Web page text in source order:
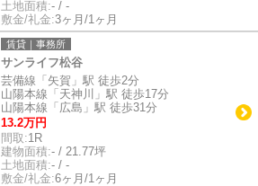
土地面積:- / -
敷金/礼金:3ヶ月/1ヶ月
賃貸｜事務所
サンライフ松谷
芸備線「矢賀」駅 徒歩2分
山陽本線「天神川」駅 徒歩17分
山陽本線「広島」駅 徒歩31分
13.2万円
間取:1R
建物面積:- / 21.77坪
土地面積:- / -
敷金/礼金:6ヶ月/1ヶ月